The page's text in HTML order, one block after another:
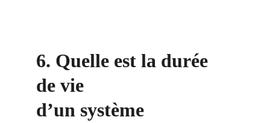
6. Quelle est la durée
de vie
d’un système